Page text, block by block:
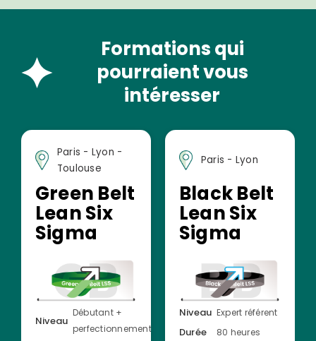
Formations qui
pourraient vous
intéresser
Paris - Lyon -
Toulouse
Green Belt
Lean Six
Sigma
Niveau
Débutant +
perfectionnement
Paris - Lyon
Black Belt
Lean Six
Sigma
Niveau Expert référent
Durée 80 heures